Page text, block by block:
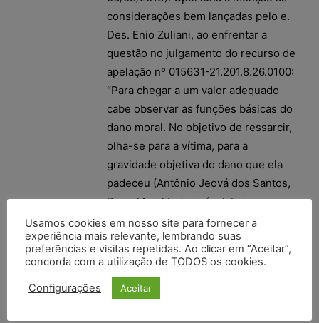
considerações bem lançadas pelo e.
Des. Enio Zuliani, ao enfrentar a
questão no julgamento do recurso de
apelação nº 015631-21.201.8.26.0100:
“Para chegar a um valor adequado
cabe observar as funções básicas do
dano moral. No objetivo de ressarcir,
olha-se para a vítima, para a
gravidade objetiva do dano que ela
padeceu (Antônio Jeová dos Santos,
Dano Moral Indenizável, Lejus
Editora, 1.97, p. 62) e visando
reprovar mira-se o lesante, de tal
modo que a indenização represente
advertência, sinal de que a
sociedade não aceita seu
Usamos cookies em nosso site para fornecer a
experiência mais relevante, lembrando suas
preferências e visitas repetidas. Ao clicar em “Aceitar”,
concorda com a utilização de TODOS os cookies.
Configurações Aceitar